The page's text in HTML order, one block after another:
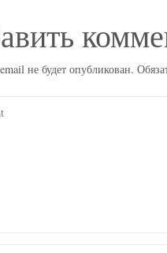
не будет опубликован.